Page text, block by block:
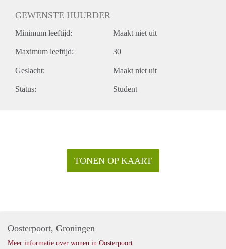
GEWENSTE HUURDER
Minimum leeftijd: Maakt niet uit
Maximum leeftijd: 30
Geslacht: Maakt niet uit
Status: Student
TONEN OP KAART
Oosterpoort, Groningen
Meer informatie over wonen in Oosterpoort